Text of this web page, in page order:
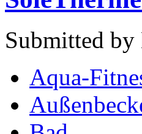
Submitted by
Aqua-